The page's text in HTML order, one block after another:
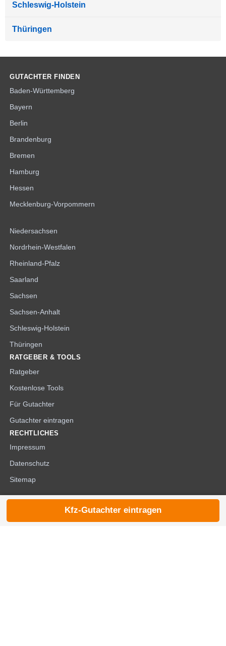
Schleswig-Holstein
Thüringen
GUTACHTER FINDEN
Baden-Württemberg
Bayern
Berlin
Brandenburg
Bremen
Hamburg
Hessen
Mecklenburg-Vorpommern
Niedersachsen
Nordrhein-Westfalen
Rheinland-Pfalz
Saarland
Sachsen
Sachsen-Anhalt
Schleswig-Holstein
Thüringen
RATGEBER & TOOLS
Ratgeber
Kostenlose Tools
Für Gutachter
Gutachter eintragen
RECHTLICHES
Impressum
Datenschutz
Sitemap
© 2026 die-kfzgutachter.de |
Kfz-Gutachter eintragen